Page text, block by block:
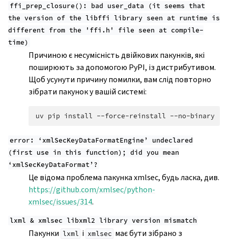
ffi_prep_closure(): bad user_data (it seems that
the version of the libffi library seen at runtime is
different from the 'ffi.h' file seen at compile-
time)
Причиною є несумісність двійкових пакунків, які
поширюють за допомогою PyPI, із дистрибутивом.
Щоб усунути причину помилки, вам слід повторно
зібрати пакунок у вашій системі:
uv pip install --force-reinstall --no-binary
error: ‘xmlSecKeyDataFormatEngine’
undeclared
(first use in this function); did you mean
‘xmlSecKeyDataFormat’?
Це відома проблема пакунка xmlsec, будь ласка, див.
https://github.com/xmlsec/python-
xmlsec/issues/314.
lxml & xmlsec libxml2 library version mismatch
Пакунки lxml і xmlsec має бути зібрано з